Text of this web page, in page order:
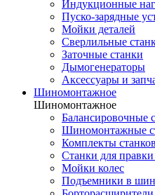
Индукционные
Пуско-зарядные
Мойки деталей
Сверлильные
Заточные станки
Дымогенераторы
Аксессуары и
Шиномонтажное
Шиномонтажное
Балансировочные
Шиномонтажные
Комплекты станков
Станки для правки
Мойки колес
Подъемники в